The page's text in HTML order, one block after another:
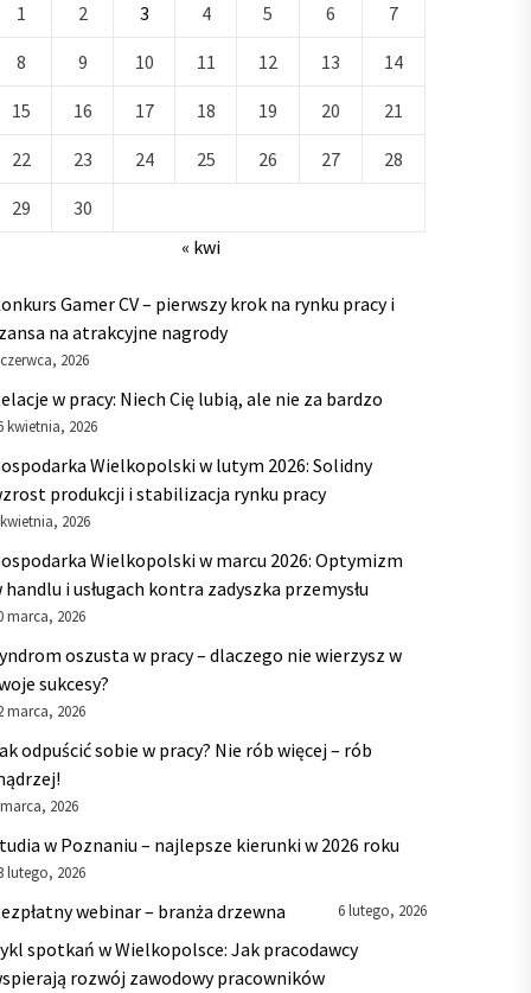
1 2 3 4 5 6 7
8 9 10 11 12 13 14
15 16 17 18 19 20 21
22 23 24 25 26 27 28
29
30
« kwi
Gamer CV – pierwszy krok na rynku pracy i
na atrakcyjne nagrody
2026
w pracy: Niech Cię lubią, ale nie za bardzo
kwietnia, 2026
Wielkopolski w lutym 2026: Solidny
produkcji i stabilizacja rynku pracy
2026
Wielkopolski w marcu 2026: Optymizm
handlu i usługach kontra zadyszka przemysłu
marca, 2026
oszusta w pracy – dlaczego nie wierzysz w
sukcesy?
marca, 2026
odpuścić sobie w pracy? Nie rób więcej – rób
2026
w Poznaniu – najlepsze kierunki w 2026 roku
lutego, 2026
webinar – branża drzewna 6 lutego, 2026
spotkań w Wielkopolsce: Jak pracodawcy
rozwój zawodowy pracowników